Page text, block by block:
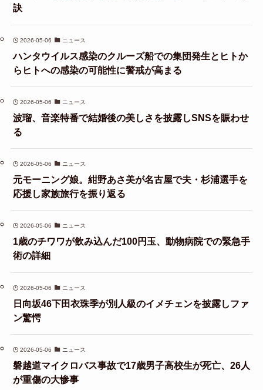
訣
2026-05-06 ニュース
ハンタウイルス感染のクルーズ船での集団発生とヒトか
らヒトへの感染の可能性に警戒が高まる
2026-05-06 ニュース
波瑠、音楽特番で結婚後の美しさを披露しSNSを賑わせ
る
2026-05-06 ニュース
元モーニング娘。紺野あさ美が名古屋で夫・杉浦選手を
応援し家族旅行を振り返る
2026-05-06 ニュース
1歳のチワワが飲み込んだ100円玉、動物病院での緊急手
術の詳細
2026-05-06 ニュース
日向坂46下田衣珠季が別人級のイメチェンを披露しファ
ン驚愕
2026-05-06 ニュース
磐越道マイクロバス事故で17歳男子高校生が死亡、26人
が重傷の大惨事